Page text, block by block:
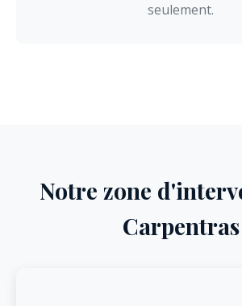
seulement.
Notre zone
Carpentras